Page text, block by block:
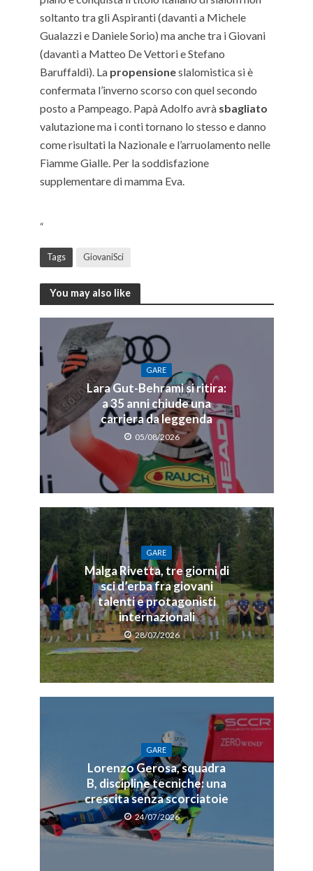
soltanto tra gli Aspiranti (davanti a Michele
Gualazzi e Daniele Sorio) ma anche tra i Giovani
(davanti a Matteo De Vettori e Stefano
Baruffaldi). La propensioneslalomistica si è
confermata l’inverno scorso con quel secondo
posto a Pampeago. Papà Adolfo avrà sbagliato
valutazione ma i conti tornano lo stesso e danno
come risultati la Nazionale e l’arruolamento nelle
Fiamme Gialle. Per la soddisfazione
supplementare di mamma Eva.
“
Tags GiovaniSci
You may also like
GARE
Lara Gut-Behrami si ritira:
a 35 anni chiude una
carriera da leggenda
05/08/2026
GARE
Malga Rivetta, tre giorni di
sci d’erba fra giovani
talenti e protagonisti
internazionali
28/07/2026
GARE
Lorenzo Gerosa, squadra
B, discipline tecniche: una
crescita senza scorciatoie
24/07/2026